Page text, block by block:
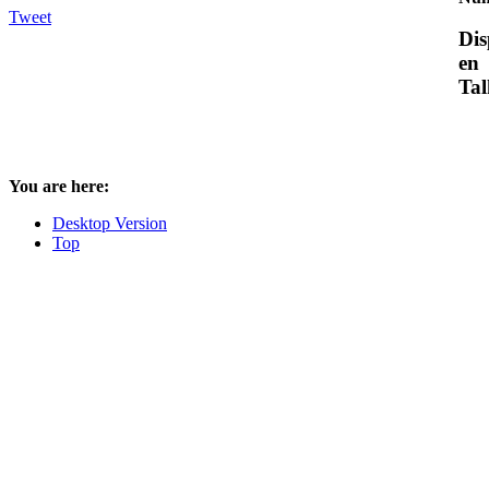
Tweet
en
You are here:
Desktop Version
Top